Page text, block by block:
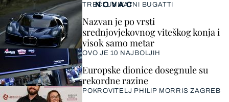
NOVAC
TREĆI UNIKATNI BUGATTI
Nazvan je po vrsti
srednjovjekovnog viteškog konja i
visok samo metar
OVO JE 10 NAJBOLJIH
Europske dionice dosegnule su
rekordne razine
POKROVITELJ PHILIP MORRIS ZAGREB